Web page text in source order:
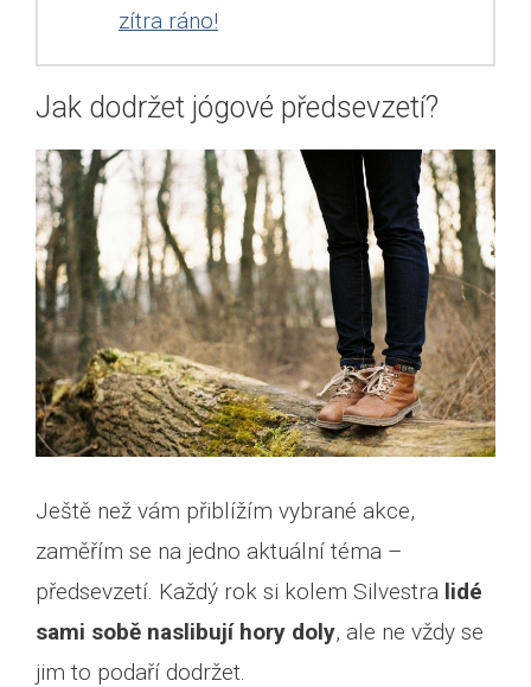
zítra ráno!
Jak dodržet jógové předsevzetí?
Ještě než vám přiblížím vybrané akce,
zaměřím se na jedno aktuální téma –
předsevzetí. Každý rok si kolem Silvestra lidé
sami sobě naslibují hory doly, ale ne vždy se
jim to podaří dodržet.